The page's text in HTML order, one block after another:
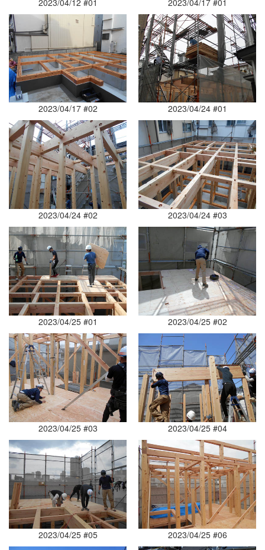
2023/04/17 #02 2023/04/24 #01
2023/04/24 #02 2023/04/24 #03
2023/04/25 #01 2023/04/25 #02
2023/04/25 #03 2023/04/25 #04
2023/04/25 #05 2023/04/25 #06